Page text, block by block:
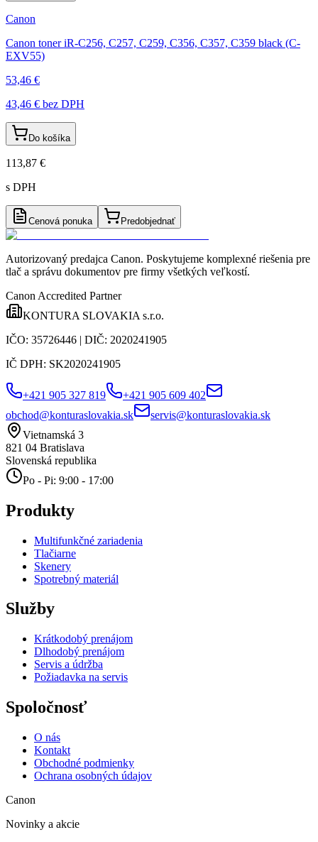
Canon
Canon toner iR-C256, C257, C259, C356, C357, C359 black (C-
EXV55)
53,46 €
43,46 € bez DPH
Do košíka
113,87 €
s DPH
Cenová ponuka Predobjednať
Autorizovaný predajca Canon. Poskytujeme komplexné riešenia pre
tlač a správu dokumentov pre firmy všetkých veľkostí.
Canon Accredited Partner
KONTURA SLOVAKIA s.r.o.
IČO: 35726446 | DIČ: 2020241905
IČ DPH: SK2020241905
+421 905 327 819
+421 905 609 402
obchod@konturaslovakia.sk
servis@konturaslovakia.sk
Vietnamská 3
821 04 Bratislava
Slovenská republika
Po - Pi: 9:00 - 17:00
Produkty
Multifunkčné zariadenia
Tlačiarne
Skenery
Spotrebný materiál
Služby
Krátkodobý prenájom
Dlhodobý prenájom
Servis a údržba
Požiadavka na servis
Spoločnosť
O nás
Kontakt
Obchodné podmienky
Ochrana osobných údajov
Canon
Novinky a akcie